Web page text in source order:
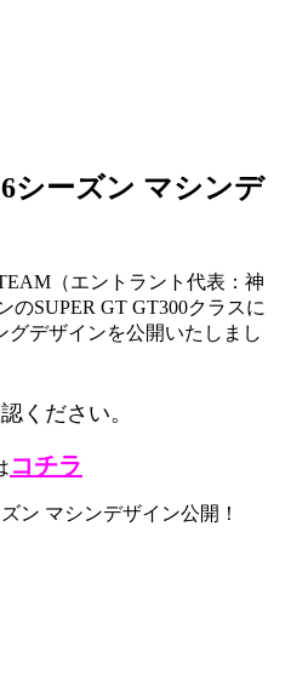
シーズン マシンデ
（エントラント代表：神
のSUPER GT GT300クラスに
デザインを公開いたしまし
ください。
コチラ